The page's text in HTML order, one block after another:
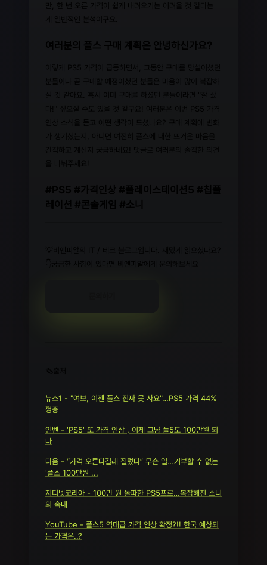
만, 한 번 오른 가격이 쉽게 내려오기는 어려울 것 같다는
게 일반적인 분석이구요.
여러분의 플스 구매 계획은 안녕하신가요?
이렇게 PS5 가격이 급등하면서, 그동안 구매를 망설이셨던
분들이나 곧 구매할 예정이셨던 분들은 마음이 많이 복잡하
실 것 같아요. 혹시 이미 구매를 하셨던 분들이라면 "잘 샀
뉴스1 - "여보, 이젠 플스 진짜 못 사요"…PS5 가격 44%
껑충
인벤 - 'PS5' 또 가격 인상 , 이제 그냥 플5도 100만원 되
나
다음 - “가격 오른다길래 질렀다” 무슨 일…거부할 수 없는
'플스 100만원 ...
지디넷코리아 - 100만 원 돌파한 PS5프로…복잡해진 소니
의 속내
YouTube - 플스5 역대급 가격 인상 확정?!! 한국 예상되
는 가격은..?